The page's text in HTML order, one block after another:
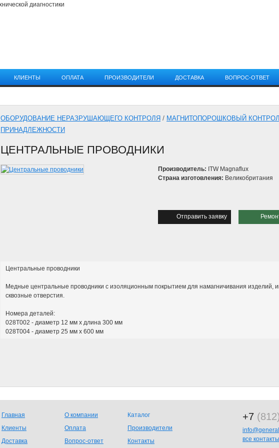
КЛИЕНТЫ ОПЛАТА ПРОИЗВОДИТЕЛИ ДОСТАВКА ВОПРОС-ОТВЕТ
ОБОРУДОВАНИЕ НЕРАЗРУШАЮЩЕГО КОНТРОЛЯ / МАГНИТОПОРОШКОВЫЙ
ПРИНАДЛЕЖНОСТИ
ЦЕНТРАЛЬНЫЕ ПРОВОДНИКИ
Производитель: ITW Magnaflux
Страна изготовления: Великобритания
Отправить заявку
Центральные проводники
Медные центральные проводники с изоляционным покрытием для намагничивания изделий,
сквозные отверстия.
Номера деталей:
028T002 - диаметр 12 мм x длина 300 мм
028T004 - диаметр 25 мм x 600 мм
Главная О компании
Каталог
Клиенты
Оплата
Производители
Доставка
Вопрос-ответ Контакты
+7
все контакты